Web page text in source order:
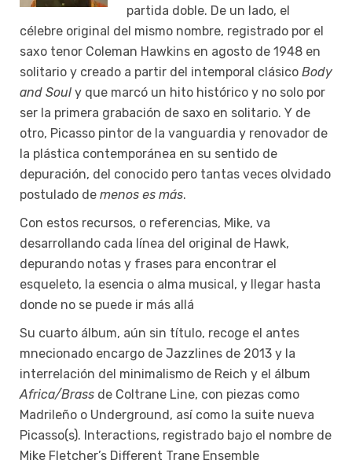
partida doble. De un lado, el
célebre original del mismo nombre, registrado por el
saxo tenor Coleman Hawkins en agosto de 1948 en
solitario y creado a partir del intemporal clásico Body
and Soul y que marcó un hito histórico y no solo por
ser la primera grabación de saxo en solitario. Y de
otro, Picasso pintor de la vanguardia y renovador de
la plástica contemporánea en su sentido de
depuración, del conocido pero tantas veces olvidado
postulado de menos es más.
Con estos recursos, o referencias, Mike, va
desarrollando cada línea del original de Hawk,
depurando notas y frases para encontrar el
esqueleto, la esencia o alma musical, y llegar hasta
donde no se puede ir más allá
Su cuarto álbum, aún sin título, recoge el antes
mnecionado encargo de Jazzlines de 2013 y la
interrelación del minimalismo de Reich y el álbum
Africa/Brass de Coltrane Line, con piezas como
Madrileño o Underground, así como la suite nueva
Picasso(s). Interactions, registrado bajo el nombre de
Mike Fletcher’s Different Trane Ensemble